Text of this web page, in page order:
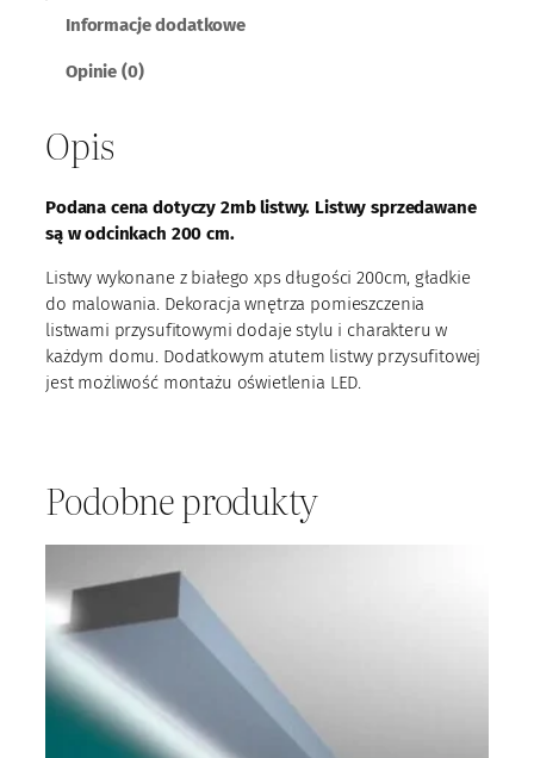
p
r
y
s
f
i
t
o
w
4
Informacje dodatkowe
Opinie (0)
Opis
Podana cena dotyczy 2mb listwy. Listwy sprzedawane
są w odcinkach 200 cm.
Listwy wykonane z białego xps długości 200cm, gładkie
do malowania. Dekoracja wnętrza pomieszczenia
listwami przysufitowymi dodaje stylu i charakteru w
każdym domu. Dodatkowym atutem listwy przysufitowej
jest możliwość montażu oświetlenia LED.
Podobne produkty